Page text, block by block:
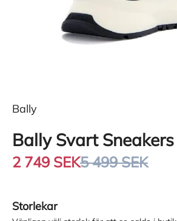
Bally
Bally Svart Sneakers
2 749 SEK5 499 SEK
Storlekar